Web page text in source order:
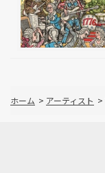
ホーム > アーティスト >